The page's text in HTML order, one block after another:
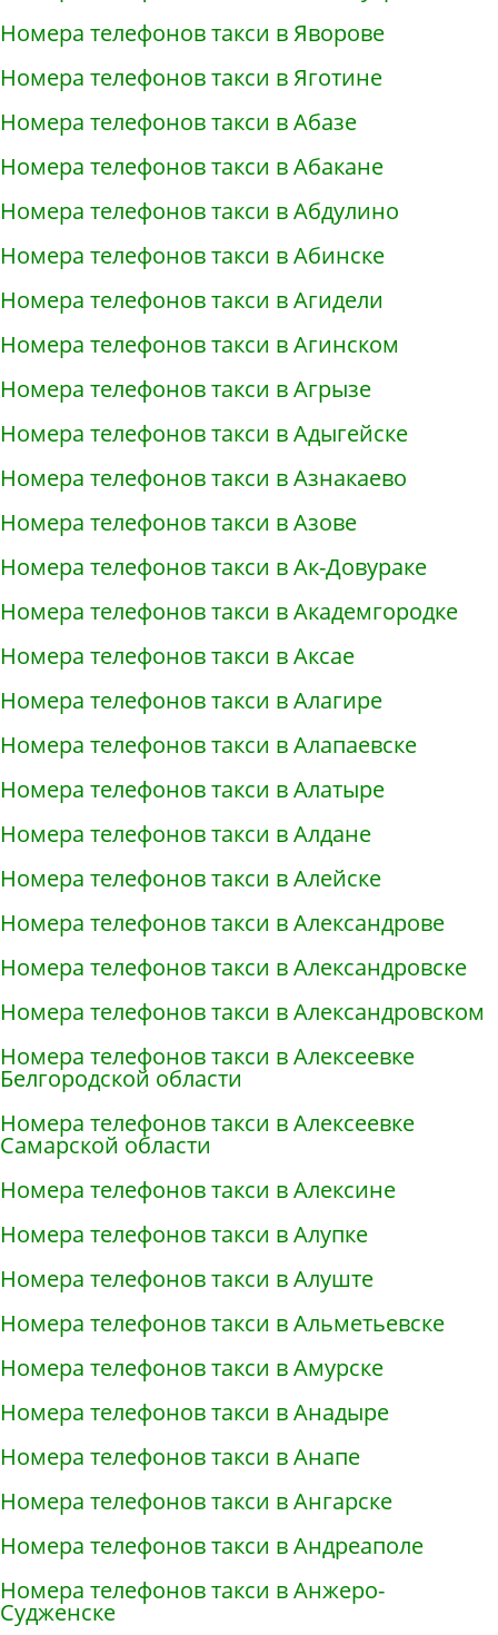
Номера телефонов такси в Яворове
Номера телефонов такси в Яготине
Номера телефонов такси в Абазе
Номера телефонов такси в Абакане
Номера телефонов такси в Абдулино
Номера телефонов такси в Абинске
Номера телефонов такси в Агидели
Номера телефонов такси в Агинском
Номера телефонов такси в Агрызе
Номера телефонов такси в Адыгейске
Номера телефонов такси в Азнакаево
Номера телефонов такси в Азове
Номера телефонов такси в Ак-Довураке
Номера телефонов такси в Академгородке
Номера телефонов такси в Аксае
Номера телефонов такси в Алагире
Номера телефонов такси в Алапаевске
Номера телефонов такси в Алатыре
Номера телефонов такси в Алдане
Номера телефонов такси в Алейске
Номера телефонов такси в Александрове
Номера телефонов такси в Александровске
Номера телефонов такси в Александровском
Номера телефонов такси в Алексеевке
Белгородской области
Номера телефонов такси в Алексеевке
Самарской области
Номера телефонов такси в Алексине
Номера телефонов такси в Алупке
Номера телефонов такси в Алуште
Номера телефонов такси в Альметьевске
Номера телефонов такси в Амурске
Номера телефонов такси в Анадыре
Номера телефонов такси в Анапе
Номера телефонов такси в Ангарске
Номера телефонов такси в Андреаполе
Номера телефонов такси в Анжеро-
Судженске